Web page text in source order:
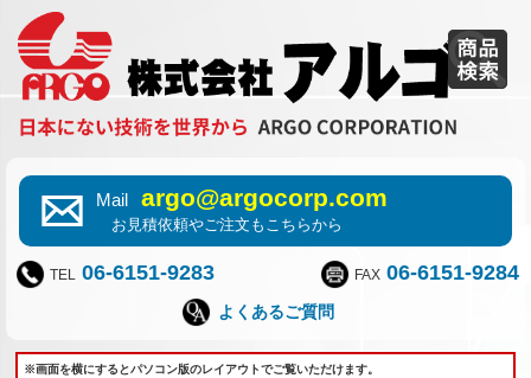
Mail argo@argocorp.com
お見積依頼やご注文もこちらから
TEL 06-6151-9283 FAX 06-6151-9284
よくあるご質問
※画面を横にするとパソコン版のレイアウトでご覧いただけます。